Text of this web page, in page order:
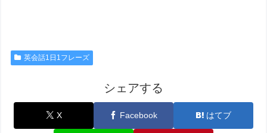
英会話1日1フレーズ
シェアする
X Facebook はてブ